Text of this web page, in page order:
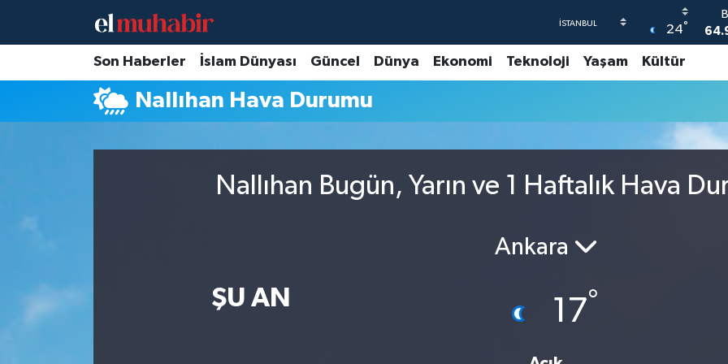
24°
Son Haberler İslam Dünyası Güncel Dünya Ekonomi Teknoloji Yaşam Kültür
Nallıhan Hava Durumu
Nallıhan Bugün, Yarın ve 1 Haftalık Hava
ŞU AN
Ankara
17°
Hava Durumu
Trafik Durumu